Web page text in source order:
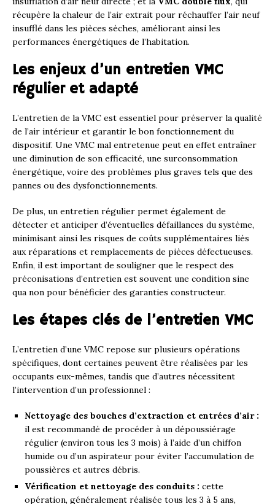
récupère la chaleur de l’air extrait pour réchauffer l’air neuf
insufflé dans les pièces sèches, améliorant ainsi les
performances énergétiques de l’habitation.
Les enjeux d’un entretien VMC
régulier et adapté
L’entretien de la VMC est essentiel pour préserver la qualité
de l’air intérieur et garantir le bon fonctionnement du
dispositif. Une VMC mal entretenue peut en effet entraîner
une diminution de son efficacité, une surconsommation
énergétique, voire des problèmes plus graves tels que des
pannes ou des dysfonctionnements.
De plus, un entretien régulier permet également de
détecter et anticiper d’éventuelles défaillances du système,
minimisant ainsi les risques de coûts supplémentaires liés
aux réparations et remplacements de pièces défectueuses.
Enfin, il est important de souligner que le respect des
préconisations d’entretien est souvent une condition sine
qua non pour bénéficier des garanties constructeur.
Les étapes clés de l’entretien VMC
L’entretien d’une VMC repose sur plusieurs opérations
spécifiques, dont certaines peuvent être réalisées par les
occupants eux-mêmes, tandis que d’autres nécessitent
l’intervention d’un professionnel :
Nettoyage des bouches d’extraction et entrées d’air :
il est recommandé de procéder à un dépoussiérage
régulier (environ tous les 3 mois) à l’aide d’un chiffon
humide ou d’un aspirateur pour éviter l’accumulation de
poussières et autres débris.
Vérification et nettoyage des conduits : cette
opération, généralement réalisée tous les 3 à 5 ans,